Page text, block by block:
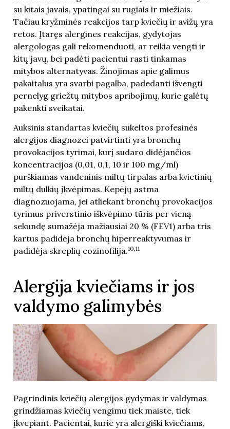
su kitais javais, ypatingai su rugiais ir miežiais.
Tačiau kryžminės reakcijos tarp kviečių ir avižų yra
retos. Įtaręs alergines reakcijas, gydytojas
alergologas gali rekomenduoti, ar reikia vengti ir
kitų javų, bei padėti pacientui rasti tinkamas
mitybos alternatyvas. Žinojimas apie galimus
pakaitalus yra svarbi pagalba, padedanti išvengti
pernelyg griežtų mitybos apribojimų, kurie galėtų
pakenkti sveikatai.
Auksinis standartas kviečių sukeltos profesinės
alergijos diagnozei patvirtinti yra bronchų
provokacijos tyrimai, kurį sudaro didėjančios
koncentracijos (0,01, 0,1, 10 ir 100 mg/ml)
purškiamas vandeninis miltų tirpalas arba kvietinių
miltų dulkių įkvėpimas. Kepėjų astma
diagnozuojama, jei atliekant bronchų provokacijos
tyrimus priverstinio iškvėpimo tūris per vieną
sekundę sumažėja mažiausiai 20 % (FEV1) arba tris
kartus padidėja bronchų hiperreaktyvumas ir
padidėja skreplių eozinofilija.10,11
Alergija kviečiams ir jos
valdymo galimybės
Pagrindinis kviečių alergijos gydymas ir valdymas
grindžiamas kviečių vengimu tiek maiste, tiek
įkvepiant. Pacientai, kurie yra alergiški kviečiams,